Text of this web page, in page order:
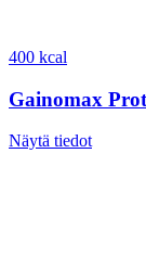
400 kcal
Gainomax
Näytä tiedot